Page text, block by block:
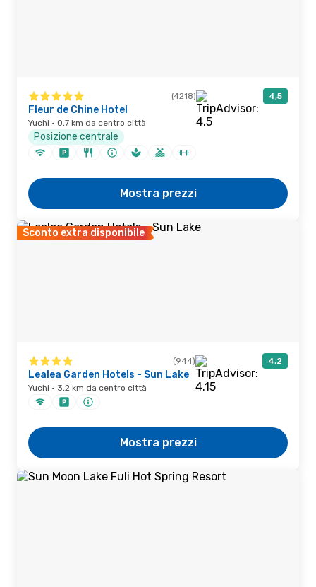
(4218) 4,5
Fleur de Chine Hotel
Yuchi · 0,7 km da centro città
Posizione centrale
Mostra prezzi
Sconto extra disponibile
(944) 4,2
Lealea Garden Hotels - Sun Lake
Yuchi · 3,2 km da centro città
Mostra prezzi